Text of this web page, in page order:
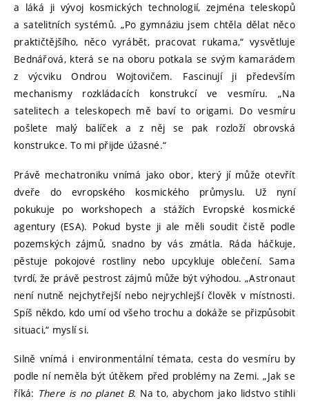
a láká ji vývoj kosmických technologií, zejména teleskopů
a satelitních systémů. „Po gymnáziu jsem chtěla dělat něco
praktičtějšího, něco vyrábět, pracovat rukama,“ vysvětluje
Bednářová, která se na oboru potkala se svým kamarádem
z výcviku Ondrou Wojtovičem. Fascinují ji především
mechanismy rozkládacích konstrukcí ve vesmíru. „Na
satelitech a teleskopech mě baví to origami. Do vesmíru
pošlete malý balíček a z něj se pak rozloží obrovská
konstrukce. To mi přijde úžasné.“
Právě mechatroniku vnímá jako obor, který jí může otevřít
dveře do evropského kosmického průmyslu. Už nyní
pokukuje po workshopech a stážích Evropské kosmické
agentury (ESA). Pokud byste ji ale měli soudit čistě podle
pozemských zájmů, snadno by vás zmátla. Ráda háčkuje,
pěstuje pokojové rostliny nebo upcykluje oblečení. Sama
tvrdí, že právě pestrost zájmů může být výhodou. „Astronaut
není nutně nejchytřejší nebo nejrychlejší člověk v místnosti.
Spíš někdo, kdo umí od všeho trochu a dokáže se přizpůsobit
situaci,“ myslí si.
Silně vnímá i environmentální témata, cesta do vesmíru by
podle ní neměla být útěkem před problémy na Zemi. „Jak se
říká: Thereis no planet B. Na to, abychom jako lidstvo stihli